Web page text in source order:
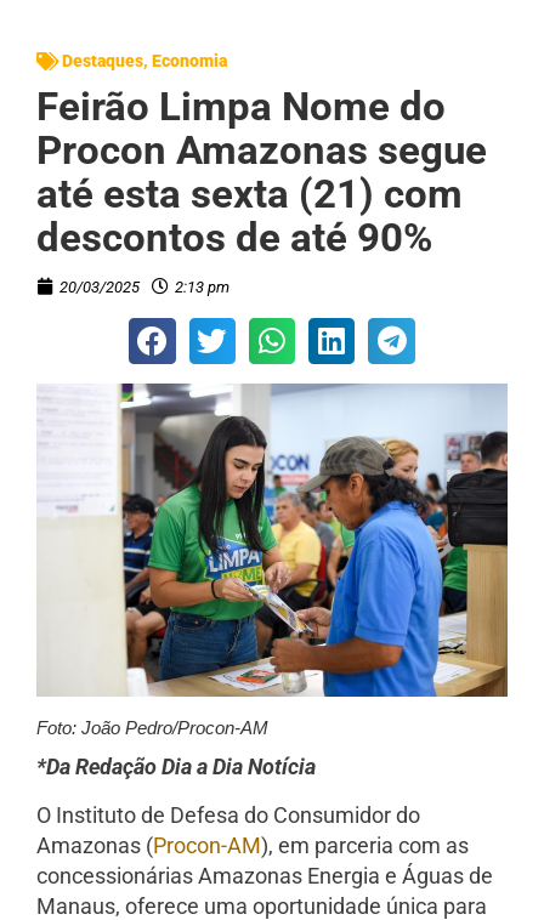
Destaques, Economia
Feirão Limpa Nome do
Procon Amazonas segue
até esta sexta (21) com
descontos de até 90%
20/03/2025 2:13 pm
Foto: João Pedro/Procon-AM
*Da Redação Dia a Dia Notícia
O Instituto de Defesa do Consumidor do
Amazonas (Procon-AM), em parceria com as
concessionárias Amazonas Energia e Águas de
Manaus, oferece uma oportunidade única para